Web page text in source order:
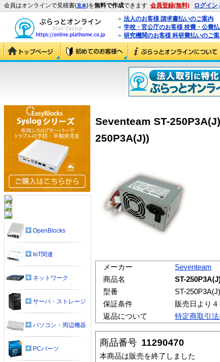
会員はオンラインで見積書(見本)を無料で作成できます 会員登録(無料) ログイン
法人のお客様 請求書払いのご案内
学校・官公庁のお客様 校費・公費
研究機関のお客様 科研費払いのご
Seventeam ST-
250P3A(J))
メーカー
Seventeam
商品名
ST-
型番
ST-250P3A(J)
保証条件
販売日より
返品について
特定商取引
商品番号 11290470
本商品は販売を終了しました
OpenBlocks
IoT関連
ネットワーク
サーバ・ストレージ
パソコン・周辺機器
PCパーツ